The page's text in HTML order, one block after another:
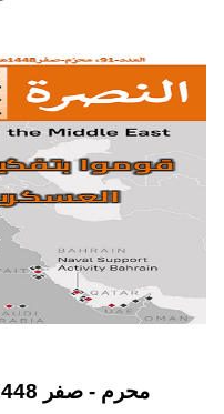
محرم - صفر 1448ھ | تموز - آب 2026م